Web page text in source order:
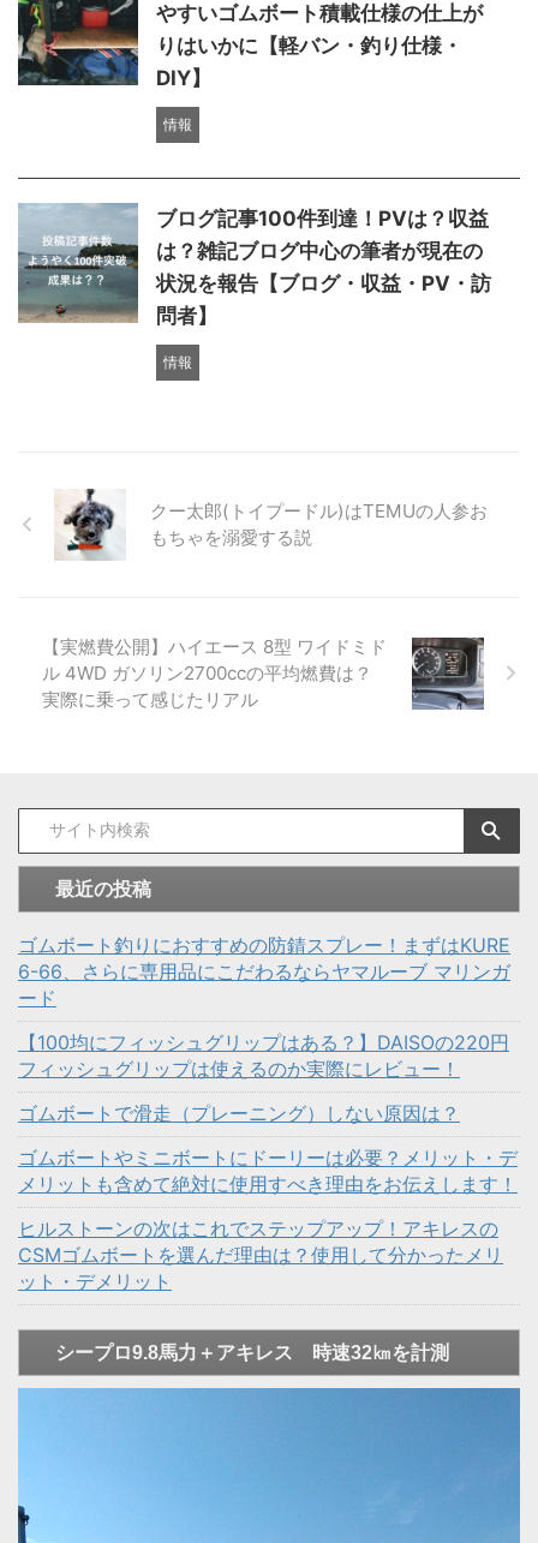
やすいゴムボート積載仕様の仕上が
りはいかに【軽バン・釣り仕様・
DIY】
情報
ブログ記事100件到達！PVは？収益
は？雑記ブログ中心の筆者が現在の
状況を報告【ブログ・収益・PV・訪
問者】
情報
クー太郎(トイプードル)はTEMUの人参お
もちゃを溺愛する説
【実燃費公開】ハイエース 8型 ワイドミド
ル 4WD ガソリン2700ccの平均燃費は？
実際に乗って感じたリアル
最近の投稿
ゴムボート釣りにおすすめの防錆スプレー！まずはKURE
6-66、さらに専用品にこだわるならヤマルーブ マリンガ
ード
【100均にフィッシュグリップはある？】DAISOの220円
フィッシュグリップは使えるのか実際にレビュー！
ゴムボートで滑走（プレーニング）しない原因は？
ゴムボートやミニボートにドーリーは必要？メリット・デ
メリットも含めて絶対に使用すべき理由をお伝えします！
ヒルストーンの次はこれでステップアップ！アキレスの
CSMゴムボートを選んだ理由は？使用して分かったメリ
ット・デメリット
シープロ9.8馬力＋アキレス 時速32㎞を計測
ー
ヤ